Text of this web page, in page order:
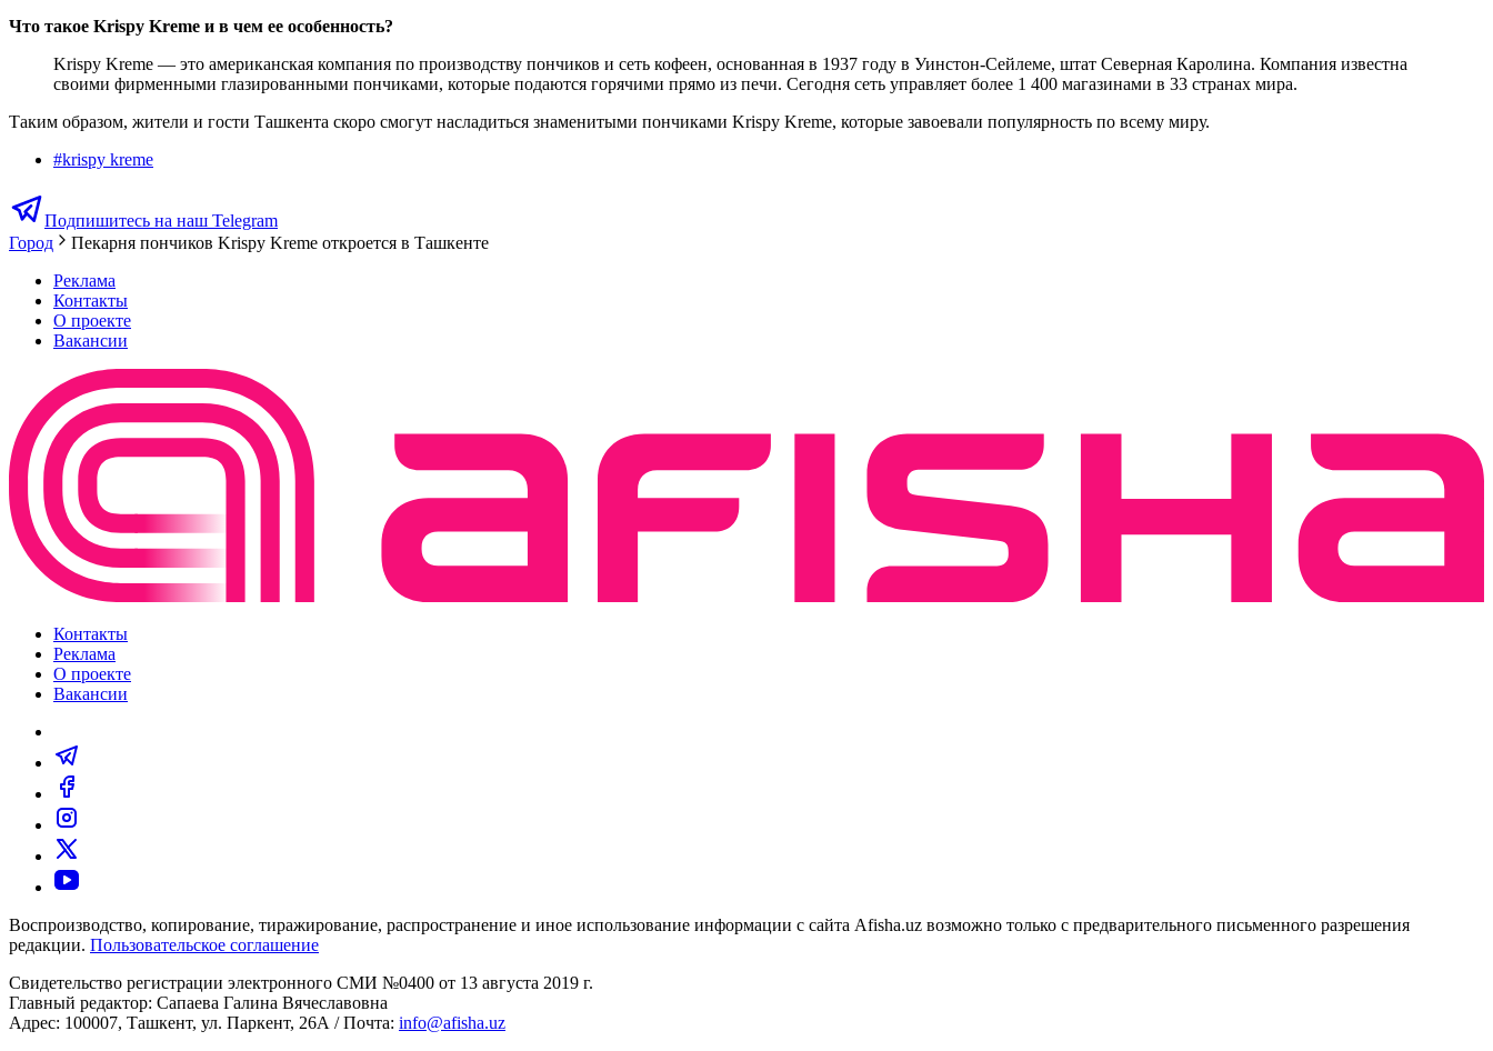
Что такое Krispy Kreme и в чем ее особенность?
Krispy Kreme — это американская компания по производству пончиков и сеть кофеен, основанная в 1937 году в Уинстон-Сейлеме, штат Северная Каролина. Компания известна
своими фирменными глазированными пончиками, которые подаются горячими прямо из печи. Сегодня сеть управляет более 1 400 магазинами в 33 странах мира.
Таким образом, жители и гости Ташкента скоро смогут насладиться знаменитыми пончиками Krispy Kreme, которые завоевали популярность по всему миру.
#krispy kreme
Подпишитесь на наш Telegram
Город
Пекарня пончиков Krispy Kreme откроется в Ташкенте
Реклама
Контакты
О проекте
Вакансии
Контакты
Реклама
О проекте
Вакансии
Воспроизводство, копирование, тиражирование, распространение и иное использование информации с сайта Afisha.uz возможно только с предварительного письменного разрешения
редакции. Пользовательское соглашение
Свидетельство регистрации электронного СМИ №0400 от 13 августа 2019 г.
Главный редактор: Сапаева Галина Вячеславовна
Адрес: 100007, Ташкент, ул. Паркент, 26А / Почта: info@afisha.uz